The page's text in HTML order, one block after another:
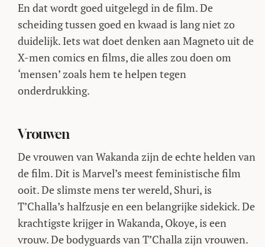
En dat wordt goed uitgelegd in de film. De
scheiding tussen goed en kwaad is lang niet zo
duidelijk. Iets wat doet denken aan Magneto uit de
X-men comics en films, die alles zou doen om
‘mensen’ zoals hem te helpen tegen
onderdrukking.
Vrouwen
De vrouwen van Wakanda zijn de echte helden van
de film. Dit is Marvel’s meest feministische film
ooit. De slimste mens ter wereld, Shuri, is
T’Challa’s halfzusje en een belangrijke sidekick. De
krachtigste krijger in Wakanda, Okoye, is een
vrouw. De bodyguards van T’Challa zijn vrouwen.